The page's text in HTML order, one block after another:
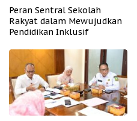
Peran Sentral Sekolah
Rakyat dalam Mewujudkan
Pendidikan Inklusif